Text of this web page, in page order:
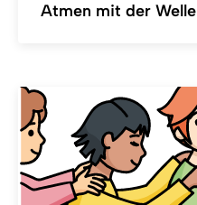
Atmen mit der Welle